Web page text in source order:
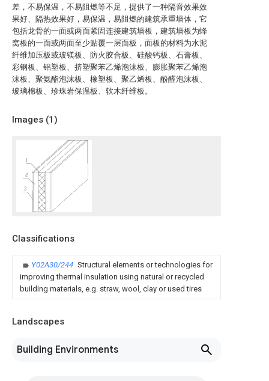
差，不易保温，不易阻燃等不足，提供了一种隔音效果效
果好、隔热效果好，易保温，易阻燃的建筑承重墙体，它
包括龙骨的一面或两面紧固连接建筑墙板，建筑墙板为蜂
窝板的一面或两面至少贴覆一层面板，面板的材料为水泥
纤维加压板或玻镁板、防火胶合板、硅酸钙板、石膏板、
彩钢板、铝塑板、挤塑聚苯乙烯泡沫板、膨胀聚苯乙烯泡
沫板、聚氨酯泡沫板、橡塑板、聚乙烯板、酚醛泡沫板、
玻璃棉板、珍珠岩保温板、软木纤维板。
Images (1)
Classifications
Y02A30/244 Structural elements or technologies for
improving thermal insulation using natural or recycled
building materials, e.g. straw, wool, clay or used tires
Landscapes
Building Environments